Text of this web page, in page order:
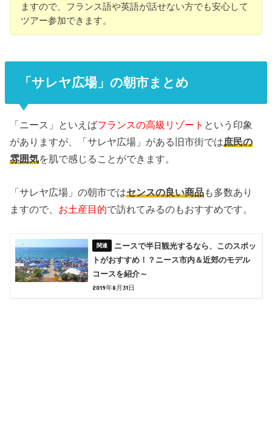
ますので、フランス語や英語が話せない方でも安心して
ツアー参加できます。
「サレヤ広場」の朝市まとめ
「ニース」といえばフランスの高級リゾート という印象
がありますが、「サレヤ広場」がある旧市街では庶民の
雰囲気を肌で感じることができます。
「サレヤ広場」の朝市ではセンスの良い商品も多数あり
ますので、 お土産目的で訪れてみるのもおすすめです。
ニースで半日観光するなら、このスポッ
トがおすすめ！？ニース市内＆近郊のモデル
コースを紹介～
2019年8月31日